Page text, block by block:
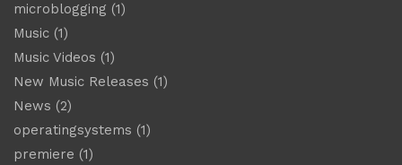
microblogging (1)
Music (1)
Music Videos (1)
New Music Releases (1)
News (2)
operatingsystems (1)
premiere (1)